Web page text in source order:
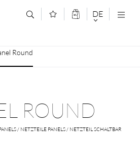
(Alt+1) DE
Round
ROUND
/ NETZTEILE PANELS / NETZTEIL SCHALTBAR